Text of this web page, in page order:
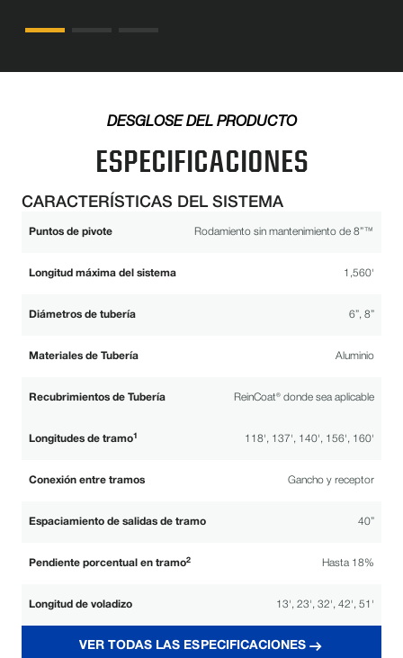
DESGLOSE DEL PRODUCTO
ESPECIFICACIONES
CARACTERÍSTICAS DEL SISTEMA
Puntos de pivote Rodamiento sin mantenimiento de 8”™
Longitud máxima del sistema 1,560'
Diámetros de tubería 6”, 8”
Materiales de Tubería Aluminio
Recubrimientos de Tubería ReinCoat® donde sea aplicable
Longitudes de tramo1 118', 137', 140', 156', 160'
Conexión entre tramos Gancho y receptor
Espaciamiento de salidas de tramo 40”
Pendiente porcentual en tramo2 Hasta 18%
Longitud de voladizo 13', 23', 32', 42', 51'
Servicio moderado, serie 740, maza de rueda Reinke
VER TODAS LAS ESPECIFICACIONES